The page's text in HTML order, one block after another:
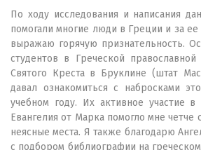
По ходу исследования и написания
помогали многие люди в Греции и за
выражаю горячую признательность.
студентов в Греческой
Святого Креста в Бруклине (штат
давал ознакомиться с набросками
учебном году. Их активное участие в
Евангелия от Марка помогло мне четче
неясные места. Я также благодарю
с подбором библиографии на